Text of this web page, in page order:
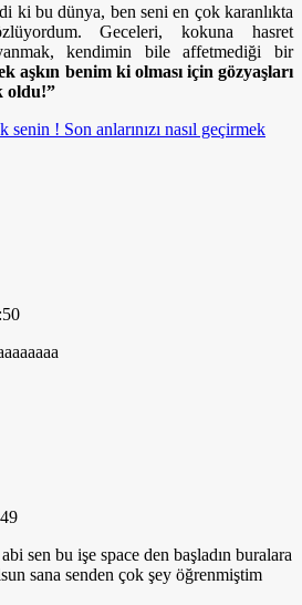
ki bu dünya, ben seni en çok karanlıkta
Geceleri, kokuna hasret
kendimin bile affetmediği bir
aşkın benim ki olması için gözyaşları
oldu!”
senin ! Son anlarınızı nasıl geçirmek
sen bu işe space den başladın buralara
sana senden çok şey öğrenmiştim